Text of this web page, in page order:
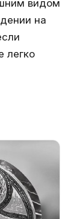
видом
на
легко